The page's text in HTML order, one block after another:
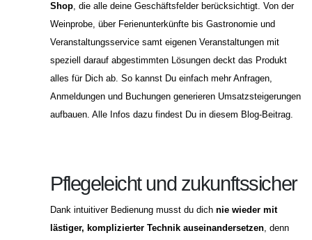
Shop, die alle deine Geschäftsfelder berücksichtigt. Von der
Weinprobe, über Ferienunterkünfte bis Gastronomie und
Veranstaltungsservice samt eigenen Veranstaltungen mit
speziell darauf abgestimmten Lösungen deckt das Produkt
alles für Dich ab. So kannst Du einfach mehr Anfragen,
Anmeldungen und Buchungen generieren Umsatzsteigerungen
aufbauen. Alle Infos dazu findest Du in diesem Blog-Beitrag.
Pflegeleicht und zukunftssicher
Dank intuitiver Bedienung musst du dich nie wieder mit
lästiger, komplizierter Technik auseinandersetzen, denn